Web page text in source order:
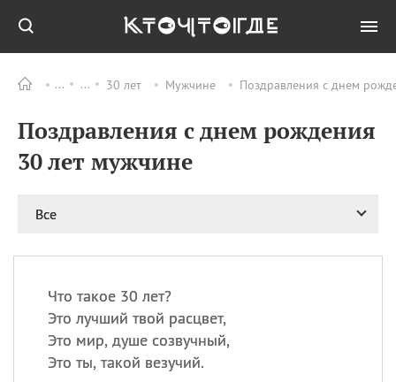
30 лет Мужчине Поздравления с днем
Поздравления с днем рождения
30 лет мужчине
Все
Что такое 30 лет?
Это лучший твой расцвет,
Это мир, душе созвучный,
Это ты, такой везучий.
ПРАЗДНИКИ Все
09.08 День памяти
великомученика и
Николая Чудотворца
11.08 День полета на
телевидения